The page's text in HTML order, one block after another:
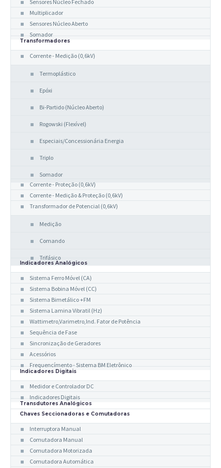
Sensores Núcleo Fechado
Multiplicador
Sensores Núcleo Aberto
Somador
Transformadores
Corrente - Medição (0,6kV)
Termoplástico
Epóxi
Bi-Partido (Núcleo Aberto)
Rogowski (Flexível)
Especiais/Concessionária Energia
Triplo
Somador
Corrente - Proteção (0,6kV)
Corrente - Medição & Proteção (0,6kV)
Transformador de Potencial (0,6kV)
Medição
Comando
Trifásico
Indicadores Analógicos
Sistema Ferro Móvel (CA)
Sistema Bobina Móvel (CC)
Sistema Bimetálico +FM
Sistema Lamina Vibratil (Hz)
Wattimetro,Varimetro,Ind. Fator de Potência
Sequência de Fase
Sincronização de Geradores
Acessórios
Frequencímento - Sistema BM Eletrônico
Indicadores Digitais
Medidor e Controlador DC
Indicadores Digitais
Transdutores Analógicos
Chaves Seccionadoras e Comutadoras
Interruptora Manual
Comutadora Manual
Comutadora Motorizada
Comutadora Automática